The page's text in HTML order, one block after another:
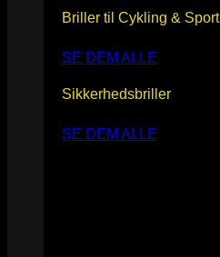
Briller til Cykling & Sport
SE DEM ALLE
Sikkerhedsbriller
SE DEM ALLE